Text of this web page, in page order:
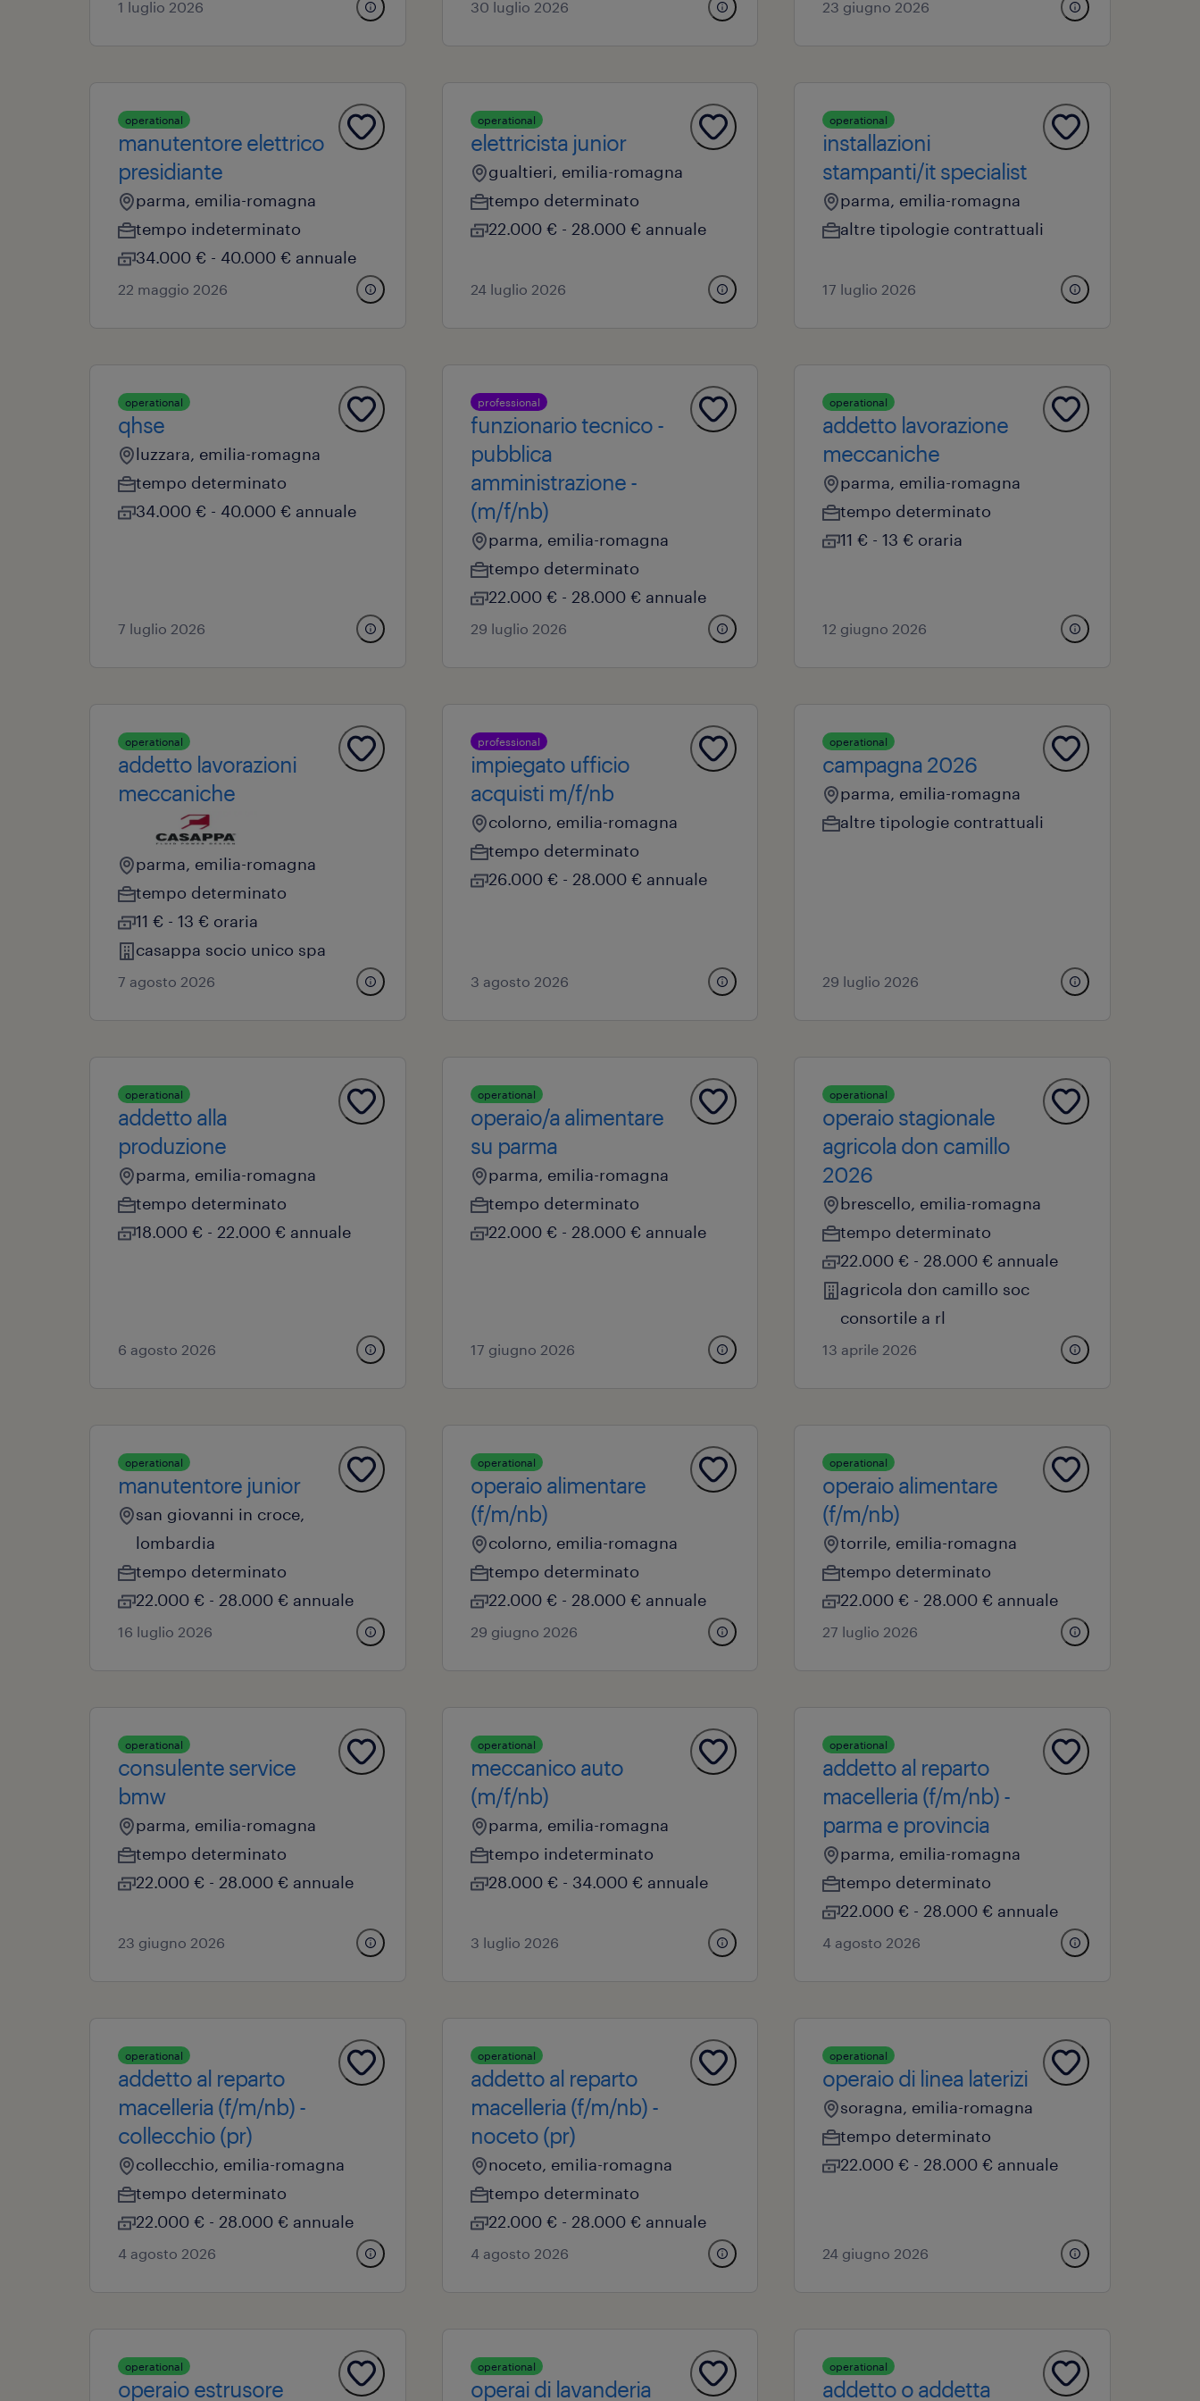
1 luglio 2026 30 luglio 2026 23 giugno 2026
operational
manutentore elettrico
presidiante
parma, emilia-romagna
tempo indeterminato
34.000 € - 40.000 € annuale
22 maggio 2026
operational
elettricista junior
gualtieri, emilia-romagna
tempo determinato
22.000 € - 28.000 € annuale
24 luglio 2026
operational
installazioni
stampanti/it specialist
parma, emilia-romagna
altre tipologie contrattuali
17 luglio 2026
operational
qhse
luzzara, emilia-romagna
tempo determinato
34.000 € - 40.000 € annuale
7 luglio 2026
professional
funzionario tecnico -
pubblica
amministrazione -
(m/f/nb)
parma, emilia-romagna
tempo determinato
22.000 € - 28.000 € annuale
29 luglio 2026
operational
addetto lavorazione
meccaniche
parma, emilia-romagna
tempo determinato
11 € - 13 € oraria
12 giugno 2026
operational
addetto lavorazioni
meccaniche
parma, emilia-romagna
tempo determinato
11 € - 13 € oraria
casappa socio unico spa
7 agosto 2026
professional
impiegato ufficio
acquisti m/f/nb
colorno, emilia-romagna
tempo determinato
26.000 € - 28.000 € annuale
3 agosto 2026
operational
campagna 2026
parma, emilia-romagna
altre tipologie contrattuali
29 luglio 2026
operational
addetto alla
produzione
parma, emilia-romagna
tempo determinato
18.000 € - 22.000 € annuale
6 agosto 2026
operational
operaio/a alimentare
su parma
parma, emilia-romagna
tempo determinato
22.000 € - 28.000 € annuale
17 giugno 2026
operational
operaio stagionale
agricola don camillo
2026
brescello, emilia-romagna
tempo determinato
22.000 € - 28.000 € annuale
agricola don camillo soc
consortile a rl
13 aprile 2026
operational
manutentore junior
san giovanni in croce,
lombardia
tempo determinato
22.000 € - 28.000 € annuale
16 luglio 2026
operational
operaio alimentare
(f/m/nb)
colorno, emilia-romagna
tempo determinato
22.000 € - 28.000 € annuale
29 giugno 2026
operational
operaio alimentare
(f/m/nb)
torrile, emilia-romagna
tempo determinato
22.000 € - 28.000 € annuale
27 luglio 2026
operational
consulente service
bmw
parma, emilia-romagna
tempo determinato
22.000 € - 28.000 € annuale
23 giugno 2026
operational
meccanico auto
(m/f/nb)
parma, emilia-romagna
tempo indeterminato
28.000 € - 34.000 € annuale
3 luglio 2026
operational
addetto al reparto
macelleria (f/m/nb) -
parma e provincia
parma, emilia-romagna
tempo determinato
22.000 € - 28.000 € annuale
4 agosto 2026
operational
addetto al reparto
macelleria (f/m/nb) -
collecchio (pr)
collecchio, emilia-romagna
tempo determinato
22.000 € - 28.000 € annuale
4 agosto 2026
operational
addetto al reparto
macelleria (f/m/nb) -
noceto (pr)
noceto, emilia-romagna
tempo determinato
22.000 € - 28.000 € annuale
4 agosto 2026
operational
operaio di linea laterizi
soragna, emilia-romagna
tempo determinato
22.000 € - 28.000 € annuale
24 giugno 2026
operational
operaio estrusore
operational
operai di lavanderia
operational
addetto o addetta